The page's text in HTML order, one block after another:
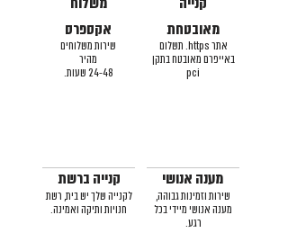
אקספרס
שירות משלוחים
מהיר
24-48 שעות.
מאובטחת
אתר https. תשלום
באייפרם מאובטח בתקן
pci
קנייה ברשת
לקנייה שלך יש בית, רשת
חנויות ותיקה ואמינה.
מענה אנושי
שירות וזמינות גבוהה,
מענה אנושי מיידי בכל
רגע.